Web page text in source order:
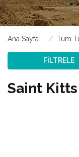
Ana Sayfa Tüm
FİLTRELE
Saint Kitts